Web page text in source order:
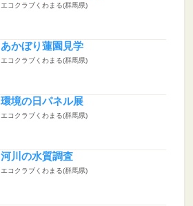
エコクラブくわまる(群馬県)
あかぼり蓮園見学
エコクラブくわまる(群馬県)
環境の日パネル展
エコクラブくわまる(群馬県)
河川の水質調査
エコクラブくわまる(群馬県)